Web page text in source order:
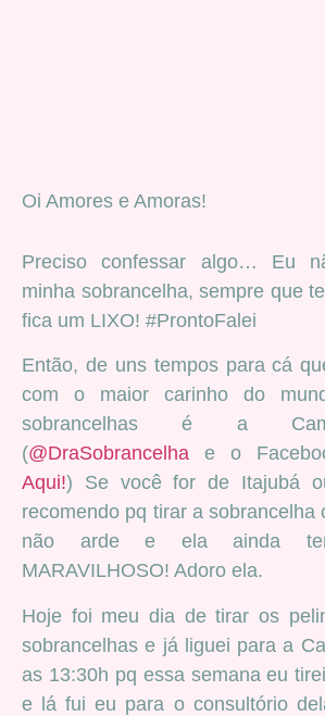
Oi Amores e Amoras!
Preciso confessar algo… Eu
minha sobrancelha, sempre que
fica um LIXO! #ProntoFalei
Então, de uns tempos para cá
com o maior carinho do
sobrancelhas é a
(@DraSobrancelha e o
Aqui!) Se você for de Itajubá
recomendo pq tirar a sobrancelha
não arde e ela ainda
MARAVILHOSO! Adoro ela.
Hoje foi meu dia de tirar os
sobrancelhas e já liguei para a
as 13:30h pq essa semana eu
e lá fui eu para o consultório